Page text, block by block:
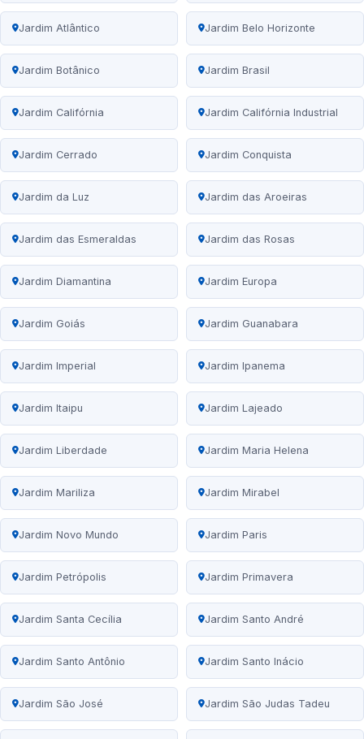
Jardim Atlântico Jardim Belo Horizonte
Jardim Botânico Jardim Brasil
Jardim Califórnia Jardim Califórnia Industrial
Jardim Cerrado Jardim Conquista
Jardim da Luz Jardim das Aroeiras
Jardim das Esmeraldas Jardim das Rosas
Jardim Diamantina Jardim Europa
Jardim Goiás Jardim Guanabara
Jardim Imperial Jardim Ipanema
Jardim Itaipu Jardim Lajeado
Jardim Liberdade Jardim Maria Helena
Jardim Mariliza Jardim Mirabel
Jardim Novo Mundo Jardim Paris
Jardim Petrópolis Jardim Primavera
Jardim Santa Cecília Jardim Santo André
Jardim Santo Antônio Jardim Santo Inácio
Jardim São José Jardim São Judas Tadeu